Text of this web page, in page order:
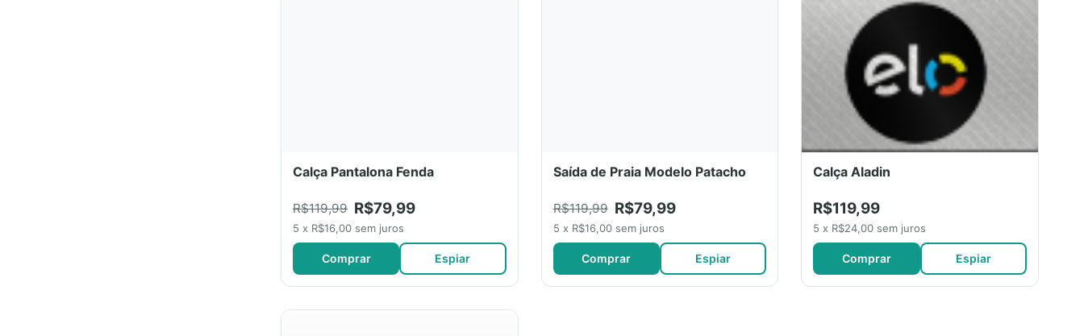
Calça Pantalona Fenda
R$119,99 R$79,99
5 x R$16,00 sem juros
Comprar Espiar
Saída de Praia Modelo Patacho
R$119,99 R$79,99
5 x R$16,00 sem juros
Comprar Espiar
Calça Aladin
R$119,99
5 x R$24,00 sem juros
Comprar Espiar